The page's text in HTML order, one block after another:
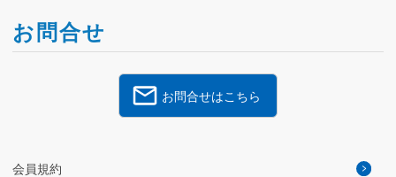
お問合せ
お問合せはこちら
会員規約